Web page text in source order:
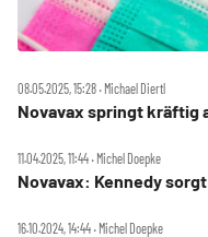
08.05.2025, 15:28 ‧ Michael Diertl
Novavax springt kräftig
11.04.2025, 11:44 ‧ Michel Doepke
Novavax: Kennedy
16.10.2024, 14:44 ‧ Michel Doepke